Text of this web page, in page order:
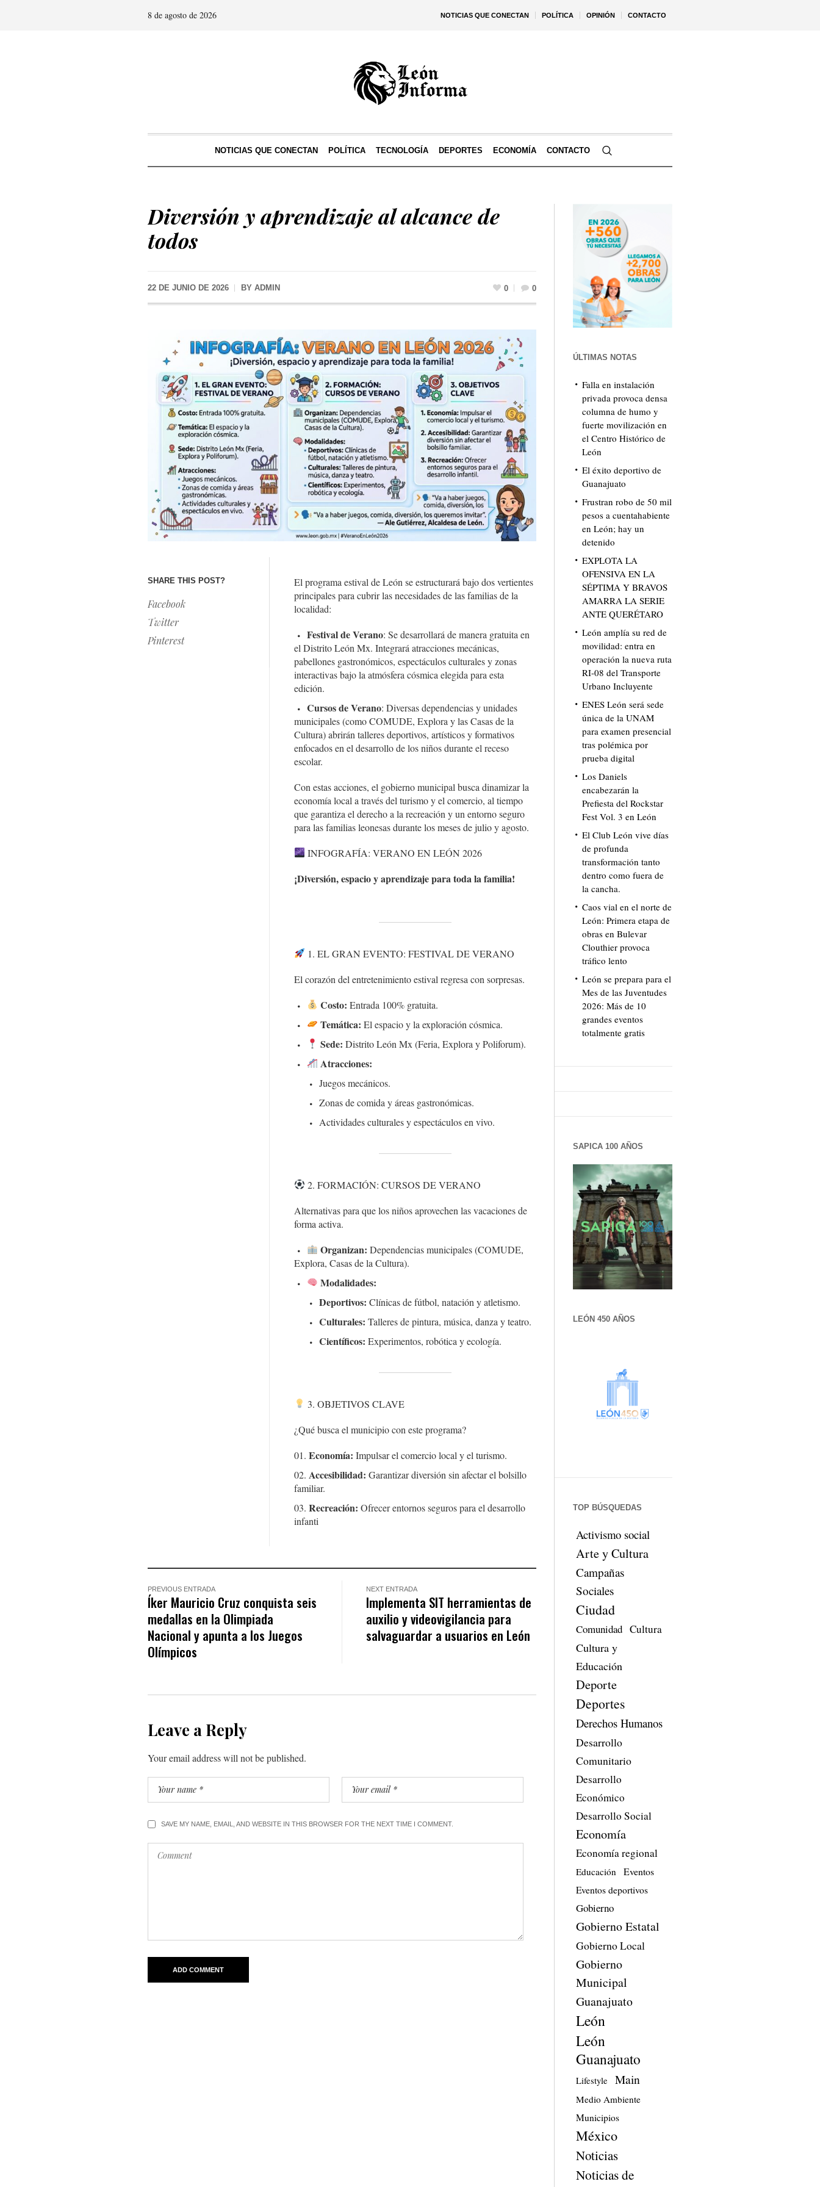
NOTICIAS QUE CONECTAN POLÍTICA OPINIÓN CONTACTO
8 de agosto de 2026
NOTICIAS QUE CONECTAN POLÍTICA TECNOLOGÍA DEPORTES ECONOMÍA CONTACTO
Diversión y aprendizaje al alcance de
todos
22 DE JUNIO DE 2026 BY ADMIN 0 0
SHARE THIS POST?
Facebook
Twitter
Pinterest
El programa estival de León se estructurará bajo dos vertientes
principales para cubrir las necesidades de las familias de la
localidad:
Festival de Verano: Se desarrollará de manera gratuita en
el Distrito León Mx. Integrará atracciones mecánicas,
pabellones gastronómicos, espectáculos culturales y zonas
interactivas bajo la atmósfera cósmica elegida para esta
edición.
Cursos de Verano: Diversas dependencias y unidades
municipales (como COMUDE, Explora y las Casas de la
Cultura) abrirán talleres deportivos, artísticos y formativos
enfocados en el desarrollo de los niños durante el receso
escolar.
Con estas acciones, el gobierno municipal busca dinamizar la
economía local a través del turismo y el comercio, al tiempo
que garantiza el derecho a la recreación y un entorno seguro
para las familias leonesas durante los meses de julio y agosto.
INFOGRAFÍA: VERANO EN LEÓN 2026
¡Diversión, espacio y aprendizaje para toda la familia!
1. EL GRAN EVENTO: FESTIVAL DE VERANO
El corazón del entretenimiento estival regresa con sorpresas.
Costo: Entrada 100% gratuita.
Temática: El espacio y la exploración cósmica.
Sede: Distrito León Mx (Feria, Explora y Poliforum).
Atracciones:
Juegos mecánicos.
Zonas de comida y áreas gastronómicas.
Actividades culturales y espectáculos en vivo.
2. FORMACIÓN: CURSOS DE VERANO
Alternativas para que los niños aprovechen las vacaciones de
forma activa.
Organizan: Dependencias municipales (COMUDE,
Explora, Casas de la Cultura).
Modalidades:
Deportivos: Clínicas de fútbol, natación y atletismo.
Culturales: Talleres de pintura, música, danza y teatro.
Científicos: Experimentos, robótica y ecología.
3. OBJETIVOS CLAVE
¿Qué busca el municipio con este programa?
Economía: Impulsar el comercio local y el turismo.
Accesibilidad: Garantizar diversión sin afectar el bolsillo
familiar.
Recreación: Ofrecer entornos seguros para el desarrollo
infanti
PREVIOUS ENTRADA
Íker Mauricio Cruz conquista seis
medallas en la Olimpiada
Nacional y apunta a los Juegos
Olímpicos
NEXT ENTRADA
Implementa SIT herramientas de
auxilio y videovigilancia para
salvaguardar a usuarios en León
Leave a Reply
Your email address will not be published.
SAVE MY NAME, EMAIL, AND WEBSITE IN THIS BROWSER FOR THE NEXT TIME I COMMENT.
ÚLTIMAS NOTAS
Falla en instalación
privada provoca densa
columna de humo y
fuerte movilización en
el Centro Histórico de
León
El éxito deportivo de
Guanajuato
Frustran robo de 50 mil
pesos a cuentahabiente
en León; hay un
detenido
EXPLOTA LA
OFENSIVA EN LA
SÉPTIMA Y BRAVOS
AMARRA LA SERIE
ANTE QUERÉTARO
León amplía su red de
movilidad: entra en
operación la nueva ruta
RI-08 del Transporte
Urbano Incluyente
ENES León será sede
única de la UNAM
para examen presencial
tras polémica por
prueba digital
Los Daniels
encabezarán la
Prefiesta del Rockstar
Fest Vol. 3 en León
El Club León vive días
de profunda
transformación tanto
dentro como fuera de
la cancha.
Caos vial en el norte de
León: Primera etapa de
obras en Bulevar
Clouthier provoca
tráfico lento
León se prepara para el
Mes de las Juventudes
2026: Más de 10
grandes eventos
totalmente gratis
SAPICA 100 AÑOS
LEÓN 450 AÑOS
TOP BÚSQUEDAS
Activismo social
Arte y Cultura
Campañas
Sociales
Ciudad
Comunidad Cultura
Cultura y
Educación
Deporte
Deportes
Derechos Humanos
Desarrollo
Comunitario
Desarrollo
Económico
Desarrollo Social
Economía
Economía regional
Educación Eventos
Eventos deportivos
Gobierno
Gobierno Estatal
Gobierno Local
Gobierno
Municipal
Guanajuato
León
León
Guanajuato
Lifestyle Main
Medio Ambiente
Municipios
México
Noticias
Noticias de